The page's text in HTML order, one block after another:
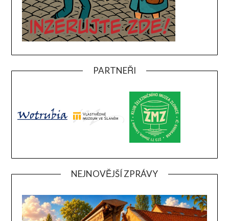
PARTNEŘI
NEJNOVĚJŠÍ ZPRÁVY